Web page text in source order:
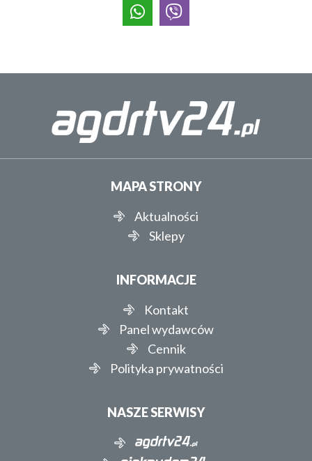
MAPA STRONY
Aktualności
Sklepy
INFORMACJE
Kontakt
Panel wydawców
Cennik
Polityka prywatności
NASZE SERWISY